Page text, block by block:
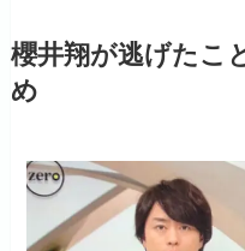
櫻井翔が逃げたこ
め